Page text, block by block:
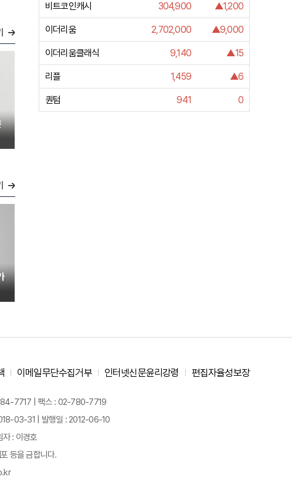
비트코인캐시 304,900 ▲1,200
이더리움 2,702,000 ▲9,000
이더리움클래식 9,140 ▲15
리플 1,459 ▲6
퀀텀 941 0
이메일무단수집거부 인터넷신문윤리강령 편집자율성보장
7717 | 팩스 : 02-780-7719
03-31 | 발행일 : 2012-06-10
: 이경호
등을 금합니다.